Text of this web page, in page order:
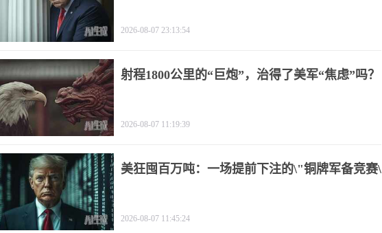
2026-08-07 23:13:54
射程1800公里的“巨炮”，治得了美军“焦虑”吗？
2026-08-07 11:19:39
美狂囤百万吨：一场提前下注的\"铜牌军备竞赛\"
2026-08-07 11:45:24